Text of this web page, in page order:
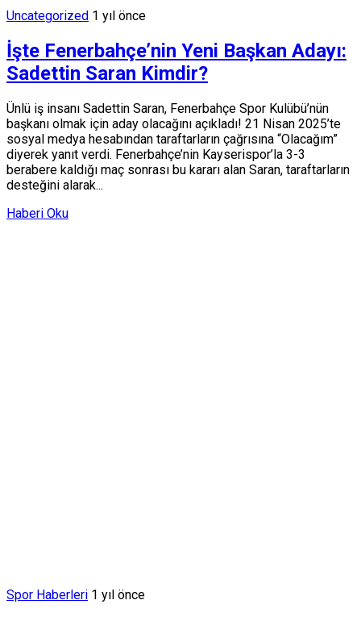
Uncategorized 1 yıl önce
İşte Fenerbahçe’nin Yeni Başkan Adayı:
Sadettin Saran Kimdir?
Ünlü iş insanı Sadettin Saran, Fenerbahçe Spor Kulübü’nün
başkanı olmak için aday olacağını açıkladı! 21 Nisan 2025’te
sosyal medya hesabından taraftarların çağrısına “Olacağım”
diyerek yanıt verdi. Fenerbahçe’nin Kayserispor’la 3-3
berabere kaldığı maç sonrası bu kararı alan Saran, taraftarların
desteğini alarak...
Haberi Oku
Spor Haberleri 1 yıl önce